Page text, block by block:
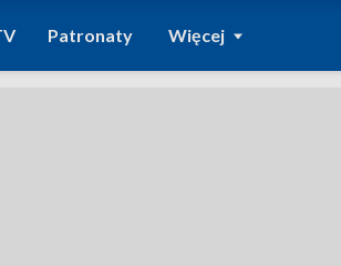
Patronaty Więcej